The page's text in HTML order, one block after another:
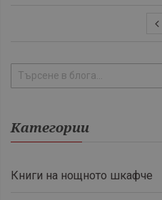
Категории
Книги на нощното шкафче